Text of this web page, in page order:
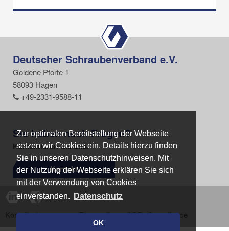
Zur optimalen Bereitstellung der Webseite
setzen wir Cookies ein. Details hierzu finden
Sie in unseren Datenschutzhinweisen. Mit
der Nutzung der Webseite erklären Sie sich
mit der Verwendung von Cookies
einverstanden.
Datenschutz
OK
Zur optimalen Bereitstellung der Webseite
setzen wir Cookies ein. Details hierzu finden
Sie in unseren Datenschutzhinweisen. Mit
der Nutzung der Webseite erklären Sie sich
mit der Verwendung von Cookies
einverstanden.
Datenschutz
OK
Deutscher Schraubenverband e.V.
Goldene Pforte 1
58093 Hagen
+49-2331-9588-11
Sie haben noch Fragen?
Kontaktieren Sie uns.
Kontakt
Kontakt Impressum Datenschutz AGB Compliance